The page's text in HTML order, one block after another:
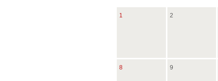
1 2
8 9